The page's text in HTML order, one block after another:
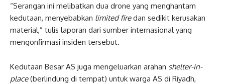
“Serangan ini melibatkan dua drone yang menghantam
kedutaan, menyebabkan limited firedan sedikit kerusakan
material,” tulis laporan dari sumber internasional yang
mengonfirmasi insiden tersebut.
Kedutaan Besar AS juga mengeluarkan arahan shelter-in-
place(berlindung di tempat) untuk warga AS di Riyadh,